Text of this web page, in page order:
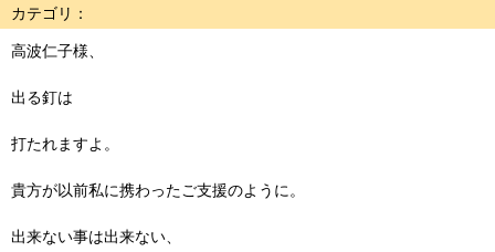
カテゴリ：
高波仁子様、
出る釘は
打たれますよ。
貴方が以前私に携わったご支援のように。
出来ない事は出来ない、